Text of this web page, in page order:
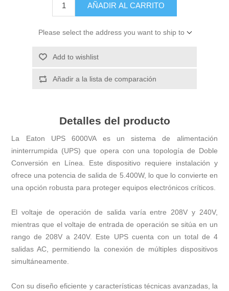
AÑADIR AL CARRITO
Please select the address you want to ship to
Add to wishlist
Añadir a la lista de comparación
Detalles del producto
La Eaton UPS 6000VA es un sistema de alimentación
ininterrumpida (UPS) que opera con una topología de Doble
Conversión en Línea. Este dispositivo requiere instalación y
ofrece una potencia de salida de 5.400W, lo que lo convierte en
una opción robusta para proteger equipos electrónicos críticos.
El voltaje de operación de salida varía entre 208V y 240V,
mientras que el voltaje de entrada de operación se sitúa en un
rango de 208V a 240V. Este UPS cuenta con un total de 4
salidas AC, permitiendo la conexión de múltiples dispositivos
simultáneamente.
Con su diseño eficiente y características técnicas avanzadas, la